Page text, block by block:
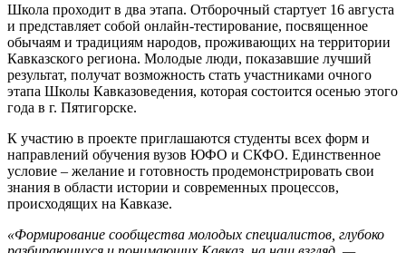
Школа проходит в два этапа. Отборочный стартует 16 августа
и представляет собой онлайн-тестирование, посвященное
обычаям и традициям народов, проживающих на территории
Кавказского региона. Молодые люди, показавшие лучший
результат, получат возможность стать участниками очного
этапа Школы Кавказоведения, которая состоится осенью этого
года в г. Пятигорске.
К участию в проекте приглашаются студенты всех форм и
направлений обучения вузов ЮФО и СКФО. Единственное
условие – желание и готовность продемонстрировать свои
знания в области истории и современных процессов,
происходящих на Кавказе.
«Формирование сообщества молодых специалистов, глубоко